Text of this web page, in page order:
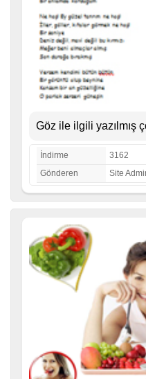
Göz ile ilgili yazılmış
İndirme
3162
Gönderen
Site